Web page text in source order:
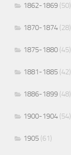
1862-1869 (50)
1870-1874 (28)
1875-1880 (45)
1881-1885 (42)
1886-1899 (48)
1900-1904 (54)
1905 (61)